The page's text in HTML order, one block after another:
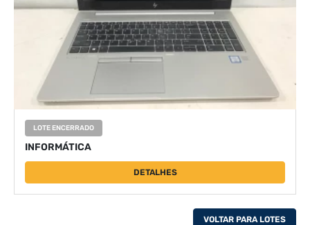
LOTE ENCERRADO
INFORMÁTICA
DETALHES
VOLTAR PARA LOTES